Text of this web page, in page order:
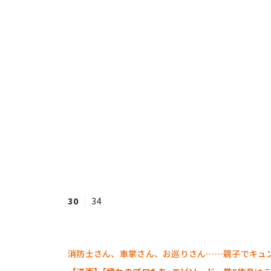
30 34
消防士さん、車掌さん、お巡りさん……親子でキュ